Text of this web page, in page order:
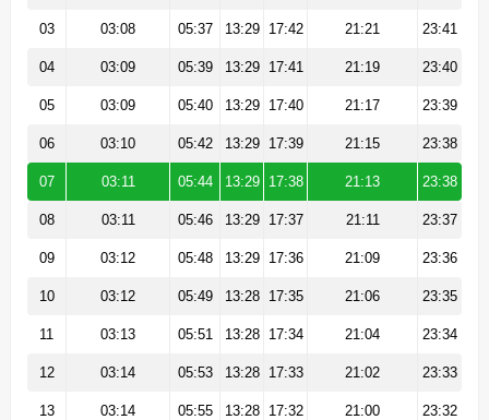
03 03:08 05:37 13:29 17:42 21:21 23:41
04 03:09 05:39 13:29 17:41 21:19 23:40
05 03:09 05:40 13:29 17:40 21:17 23:39
06 03:10 05:42 13:29 17:39 21:15 23:38
07 03:11 05:44 13:29 17:38 21:13 23:38
08 03:11 05:46 13:29 17:37 21:11 23:37
09 03:12 05:48 13:29 17:36 21:09 23:36
10 03:12 05:49 13:28 17:35 21:06 23:35
11 03:13 05:51 13:28 17:34 21:04 23:34
12 03:14 05:53 13:28 17:33 21:02 23:33
13 03:14 05:55 13:28 17:32 21:00 23:32